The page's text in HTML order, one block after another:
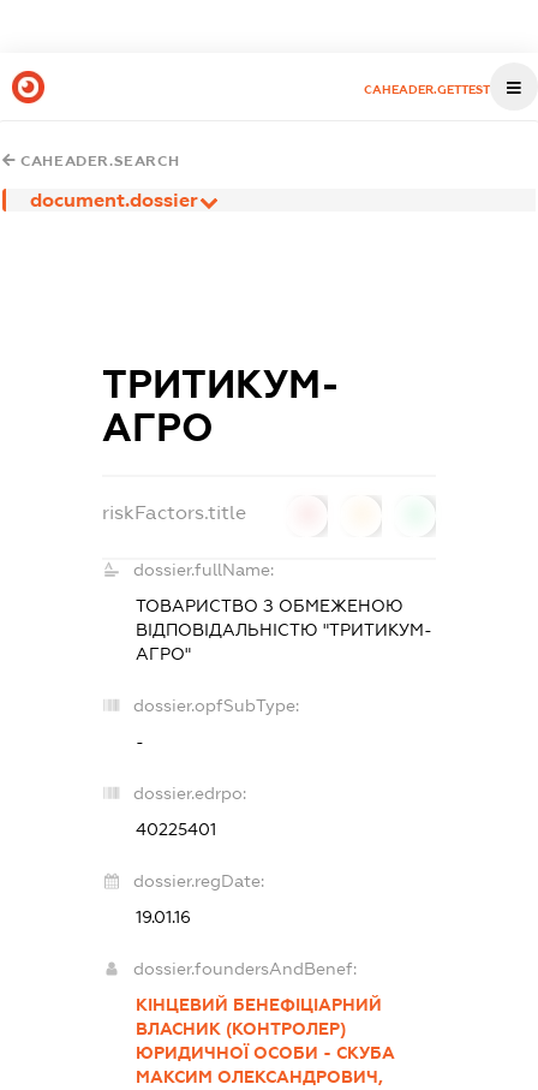
CAHEADER.GETTEST
CAHEADER.SEARCH
document.dossier
ТРИТИКУМ-
АГРО
riskFactors.title
dossier.fullName:
ТОВАРИСТВО З ОБМЕЖЕНОЮ
ВІДПОВІДАЛЬНІСТЮ "ТРИТИКУМ-
АГРО"
dossier.opfSubType:
-
dossier.edrpo:
40225401
dossier.regDate:
19.01.16
dossier.foundersAndBenef:
КІНЦЕВИЙ БЕНЕФІЦІАРНИЙ
ВЛАСНИК (КОНТРОЛЕР)
ЮРИДИЧНОЇ ОСОБИ - СКУБА
МАКСИМ ОЛЕКСАНДРОВИЧ,